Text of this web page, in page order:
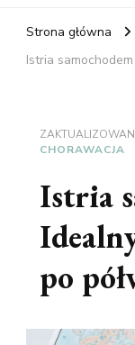
Strona główna
Istria
CHORAWACJA
Istria
po